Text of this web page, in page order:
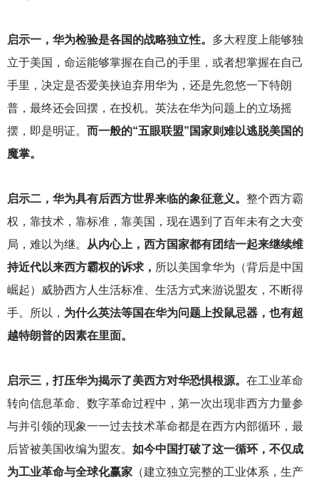
启示一，华为检验是各国的战略独立性。 多大程度上能够独
立于美国，命运能够掌握在自己的手里，或者想掌握在自己
手里，决定是否爱美挟迫弃用华为，还是先忽悠一下特朗
普，最终还会回摆，在投机。英法在华为问题上的立场摇
摆，即是明证。 而一般的“五眼联盟”国家则难以逃脱美国的
魔掌。
启示二，华为具有后西方世界来临的象征意义。 整个西方霸
权，靠技术，靠标准，靠美国，现在遇到了百年未有之大变
局，难以为继。
从内心上，西方国家都有团结一起来继续维
持近代以来西方霸权的诉求， 所以美国拿华为（背后是中国
崛起）威胁西方人生活标准、生活方式来游说盟友，不断得
手。所以， 为什么英法等国在华为问题上投鼠忌器，也有超
越特朗普的因素在里面。
启示三，打压华为揭示了美西方对华恐惧根源。 在工业革命
转向信息革命、数字革命过程中，第一次出现非西方力量参
与并引领的现象一一过去技术革命都是在西方内部循环，最
后皆被美国收编为盟友。 如今中国打破了这一循环，不仅成
为工业革命与全球化赢家（建立独立完整的工业体系，生产